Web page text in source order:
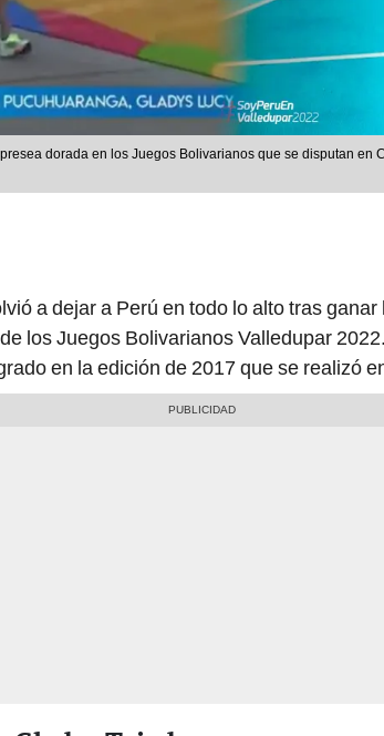
dorada en los Juegos Bolivarianos que se disputan en
a dejar a Perú en todo lo alto tras
los Juegos Bolivarianos Valledupar
en la edición de 2017 que se realizó